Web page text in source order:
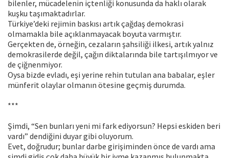
bilenler, mücadelenin içtenliği konusunda da haklı olarak
kuşku taşımaktadırlar.
Türkiye’deki rejimin baskısı artık çağdaş demokrasi
olmamakla bile açıklanmayacak boyuta varmıştır.
Gerçekten de, örneğin, cezaların şahsiliği ilkesi, artık yalnız
demokrasilerde değil, çağın diktalarında bile tartışılmıyor ve
de çiğnenmiyor.
Oysa bizde evladı, eşi yerine rehin tutulan ana babalar, eşler
münferit olaylar olmanın ötesine geçmiş durumda.
***
Şimdi, “Sen bunları yeni mi fark ediyorsun? Hepsi eskiden beri
vardı” dendiğini duyar gibi oluyorum.
Evet, doğrudur; bunlar darbe girişiminden önce de vardı ama